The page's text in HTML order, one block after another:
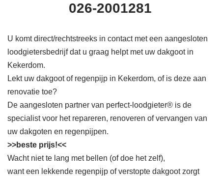
026-2001281
U komt direct/rechtstreeks in contact met een aangesloten
loodgietersbedrijf dat u graag helpt met uw dakgoot in
Kekerdom.
Lekt uw dakgoot of regenpijp in Kekerdom, of is deze aan
renovatie toe?
De aangesloten partner van perfect-loodgieter® is de
specialist voor het repareren, renoveren of vervangen van
uw dakgoten en regenpijpen.
>>beste prijs!<<
Wacht niet te lang met bellen (of doe het zelf),
want een lekkende regenpijp of verstopte dakgoot zorgt